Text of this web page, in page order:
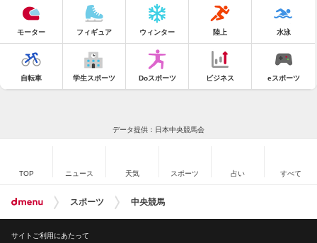
モーター フィギュア ウィンター 陸上 水泳
自転車 学生スポーツ Doスポーツ ビジネス eスポーツ
データ提供：日本中央競馬会
TOP ニュース 天気 スポーツ 占い すべて
スポーツ 中央競馬
サイトご利用にあたって